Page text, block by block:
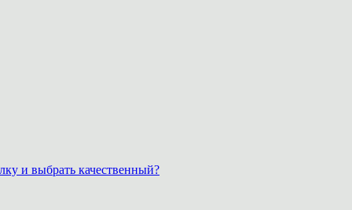
и выбрать качественный?